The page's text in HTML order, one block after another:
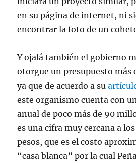
en su página de internet, ni
encontrar la foto de un
Y ojalá también el gobierno
otorgue un presupuesto más
ya que de acuerdo a su
este organismo cuenta con
anual de poco más de 90
es una cifra muy cercana a
pesos, que es el costo
“casa blanca” por la cual